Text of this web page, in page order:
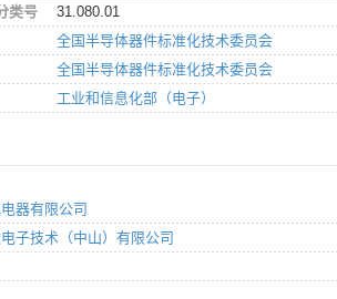
类号
31.080.01
全国半导体器件标准化技术委员会
全国半导体器件标准化技术委员会
工业和信息化部（电子）
器有限公司
子技术（中山）有限公司